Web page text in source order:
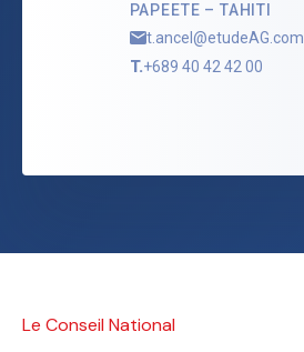
PAPEETE – TAHITI
t.ancel@etudeAG.com
T.+689 40 42 42 00
Le Conseil National